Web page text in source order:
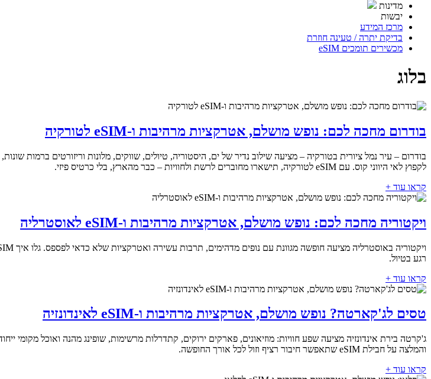
מדינות
יבשות
מרכז המידע
בדיקת יתרה / טעינה חוזרת
מכשירים תומכים eSIM
בלוג
בודרום מחכה לכם: נופש מושלם, אטרקציות מרהיבות ו-eSIM לטורקיה
בודרום – עיר נמל ציורית בטורקיה – מציעה שילוב נדיר של ים, היסטוריה, טיולים, שווקים, מלונות וריזורטים ברמות
לקפוץ לאי היווני קוס. עם eSIM לטורקיה, תישארו מחוברים לרשת ולחוויות – כבר מהארץ, בלי כרטיס פיזי.
קראו עוד +
ויקטוריה מחכה לכם: נופש מושלם, אטרקציות מרהיבות ו-eSIM לאוסטרליה
רגע בטיול.
קראו עוד +
טסים לג'קארטה? נופש מושלם, אטרקציות מרהיבות ו-eSIM לאינדונזיה
ג'קרטה בירת אינדונזיה מציעה שפע חוויות: מוזיאונים, פארקים ירוקים, קתדרלות מרשימות, שופינג מהנה ואוכל
והמלצה על חבילת eSIM שתאפשר חיבור רציף וזול לכל אורך החופשה.
קראו עוד +